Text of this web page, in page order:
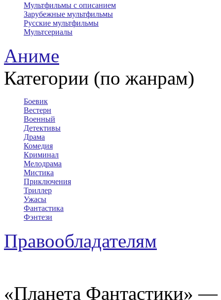
Мультфильмы с описанием
Зарубежные мультфильмы
Русские мультфильмы
Мультсериалы
Аниме
Категории (по жанрам)
Боевик
Вестерн
Военный
Детективы
Драма
Комедия
Криминал
Мелодрама
Мистика
Приключения
Триллер
Ужасы
Фантастика
Фэнтези
Правообладателям
«Планета Фантастики»